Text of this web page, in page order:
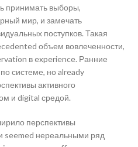
принимать выборы,
мир, и замечать
поступков. Такая
объем вовлеченности,
в experience. Ранние
системе, но already
активного
и digital средой.
перспективы
seemed нереальными ряд